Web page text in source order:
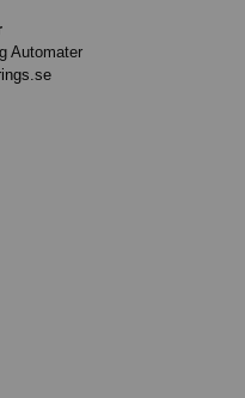
Automater